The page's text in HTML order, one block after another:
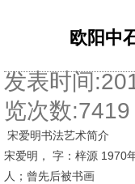
欧阳中
发表时间
览次数:7419
宋爱明书法艺术简介
宋爱明， 字：梓源 1970
人；曾先后被书画